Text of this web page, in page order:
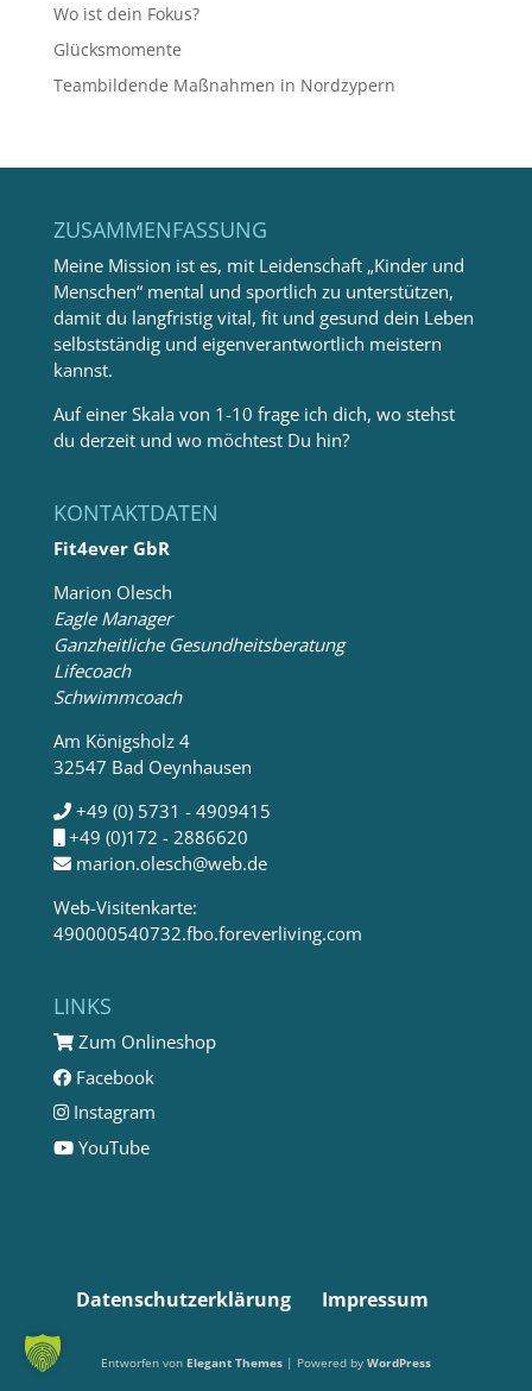
Wo ist dein Fokus?
Glücksmomente
Teambildende Maßnahmen in Nordzypern
ZUSAMMENFASSUNG
Meine Mission ist es, mit Leidenschaft „Kinder und
Menschen“ mental und sportlich zu unterstützen,
damit du langfristig vital, fit und gesund dein Leben
selbstständig und eigenverantwortlich meistern
kannst.
Auf einer Skala von 1-10 frage ich dich, wo stehst
du derzeit und wo möchtest Du hin?
KONTAKTDATEN
Fit4ever GbR
Marion Olesch
Eagle Manager
Ganzheitliche Gesundheitsberatung
Lifecoach
Schwimmcoach
Am Königsholz 4
32547 Bad Oeynhausen
+49 (0) 5731 - 4909415
+49 (0)172 - 2886620
marion.olesch@web.de
Web-Visitenkarte:
490000540732.fbo.foreverliving.com
LINKS
Zum Onlineshop
Facebook
Instagram
YouTube
Datenschutzerklärung Impressum
Entworfen von Elegant Themes| Powered by WordPress